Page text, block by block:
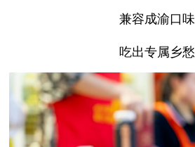
兼容成渝口味
吃出专属乡愁